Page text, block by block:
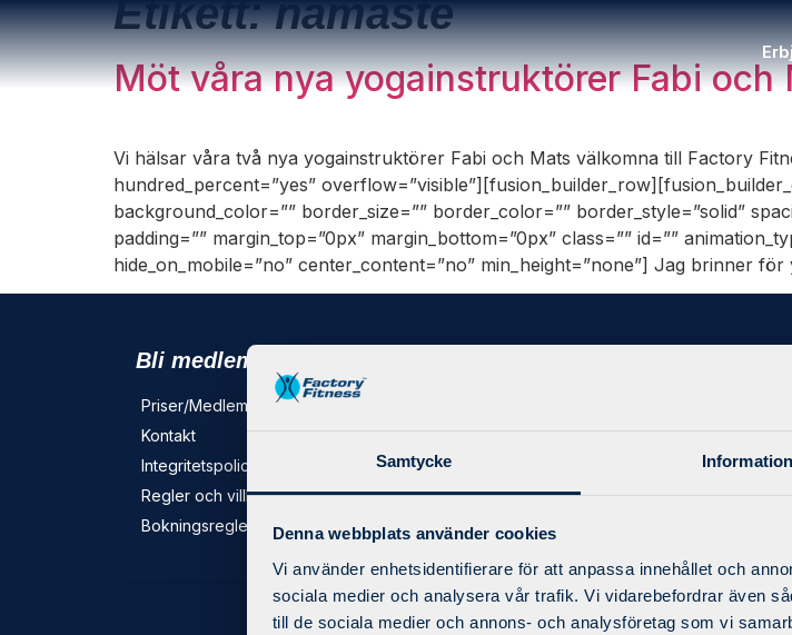
Samtycke Information
Denna webbplats använder cookies
Vi använder enhetsidentifierare för att anpassa innehållet och
sociala medier och analysera vår trafik. Vi vidarebefordrar även
till de sociala medier och annons- och analysföretag som vi
Etikett:namaste
Möt våra nya yogainstruktörer Fabi och
Vi hälsar våra två nya yogainstruktörer Fabi och Mats välkomna till Factory
hundred_percent=”yes”
background_color=”” border_size=”” border_color=”” border_style=”solid”
padding=”” margin_top=”0px” margin_bottom=”0px” class=”” id=””
hide_on_mobile=”no” center_content=”no” min_height=”none”] Jag brinner
Bli medlem
Priser/Medlemskap
Kontakt
Integritetspolicy
Regler och villkor
Bokningsregler
Personlig Träning
Företagsträning